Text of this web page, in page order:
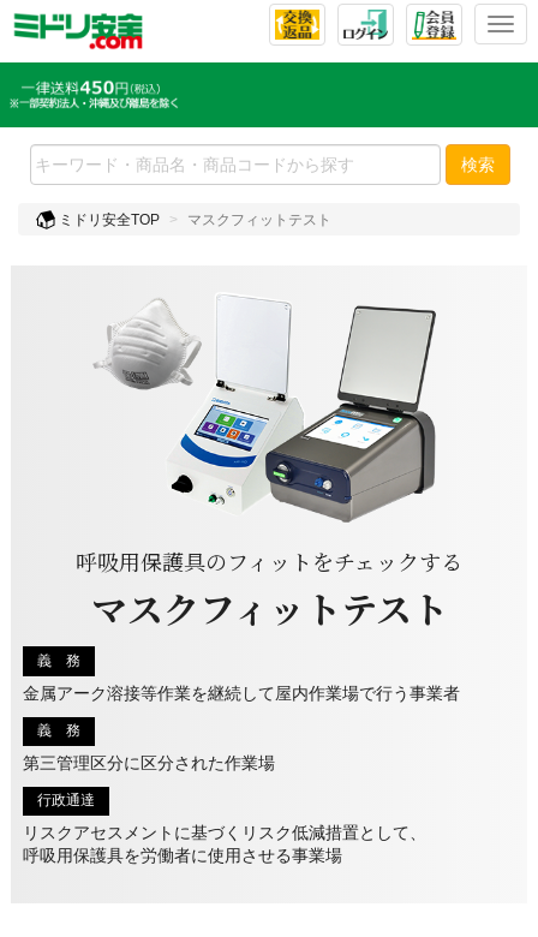
T
l
e
n
検索
ミドリ安全TOP マスクフィットテスト
呼吸用保護具のフィットをチェックする
マスクフィットテスト
義 務
金属アーク溶接等作業を継続して屋内作業場で行う事業者
義 務
第三管理区分に区分された作業場
行政通達
リスクアセスメントに基づくリスク低減措置として、
呼吸用保護具を労働者に使用させる事業場